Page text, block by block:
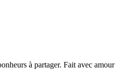
à partager. Fait avec amour